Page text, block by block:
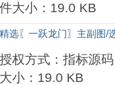
件大小：19.0 KB
精选〖一跃龙门〗主副图/
授权方式：指标源码
大小：19.0 KB